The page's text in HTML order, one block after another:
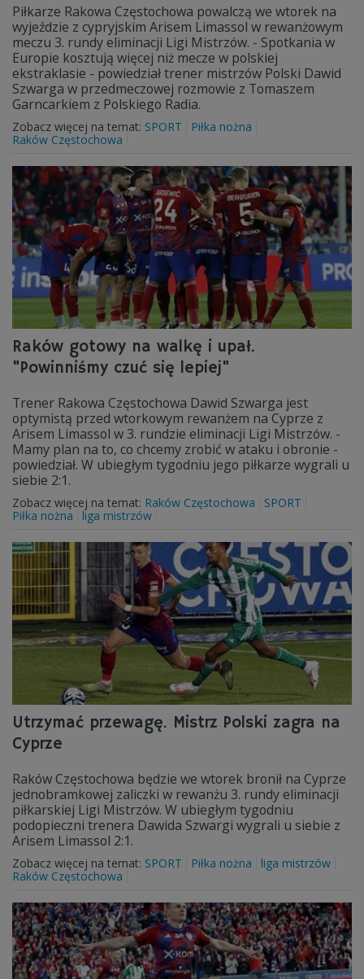
Piłkarze Rakowa Częstochowa powalczą we wtorek na
wyjeździe z cypryjskim Arisem Limassol w rewanżowym
meczu 3. rundy eliminacji Ligi Mistrzów. - Spotkania w
Europie kosztują więcej niż mecze w polskiej
ekstraklasie - powiedział trener mistrzów Polski Dawid
Szwarga w przedmeczowej rozmowie z Tomaszem
Garncarkiem z Polskiego Radia.
Zobacz więcej na temat: SPORT
Piłka nożna
Raków Częstochowa
Raków gotowy na walkę i upał.
"Powinniśmy czuć się lepiej"
Trener Rakowa Częstochowa Dawid Szwarga jest
optymistą przed wtorkowym rewanżem na Cyprze z
Arisem Limassol w 3. rundzie eliminacji Ligi Mistrzów. -
Mamy plan na to, co chcemy zrobić w ataku i obronie -
powiedział. W ubiegłym tygodniu jego piłkarze wygrali u
siebie 2:1.
Zobacz więcej na temat: Raków Częstochowa
SPORT
Piłka nożna
liga mistrzów
Utrzymać przewagę. Mistrz Polski zagra na
Cyprze
Raków Częstochowa będzie we wtorek bronił na Cyprze
jednobramkowej zaliczki w rewanżu 3. rundy eliminacji
piłkarskiej Ligi Mistrzów. W ubiegłym tygodniu
podopieczni trenera Dawida Szwargi wygrali u siebie z
Arisem Limassol 2:1.
Zobacz więcej na temat: SPORT Piłka nożna
liga mistrzów
Raków Częstochowa